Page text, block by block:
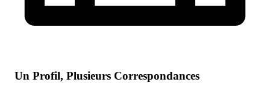
Un Profil, Plusieurs Correspondances